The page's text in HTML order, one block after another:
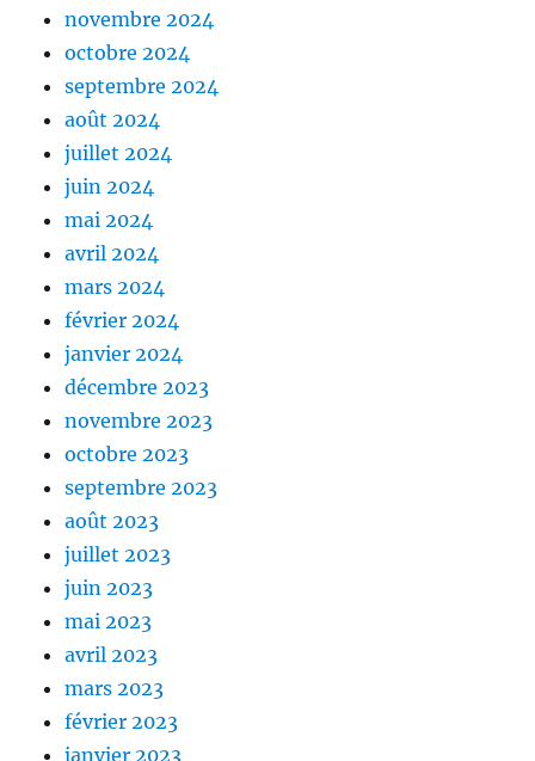
novembre 2024
octobre 2024
septembre 2024
août 2024
juillet 2024
juin 2024
mai 2024
avril 2024
mars 2024
février 2024
janvier 2024
décembre 2023
novembre 2023
octobre 2023
septembre 2023
août 2023
juillet 2023
juin 2023
mai 2023
avril 2023
mars 2023
février 2023
janvier 2023